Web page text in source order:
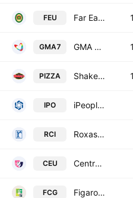
FEU Far Eastern University, Incorporated
GMA7 GMA Network, Inc.
PIZZA Shakey's Pizza Asia Ventures, Inc.
IPO iPeople Inc.
RCI Roxas and Co. Inc.
CEU Centro Escolar University
FCG Figaro Culinary Group, Inc.